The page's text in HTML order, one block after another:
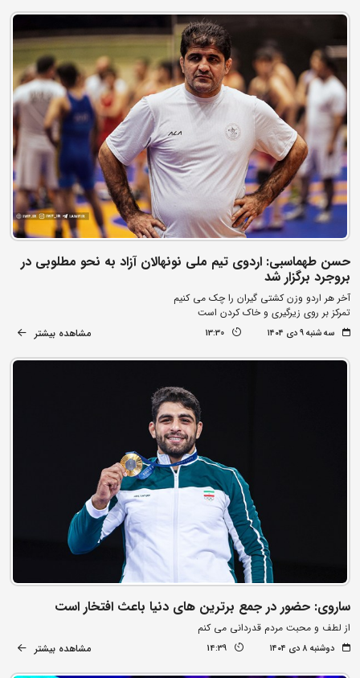
حسن طهماسبی: اردوی تیم ملی نونهالان آزاد به نحو مطلوبی در
بروجرد برگزار شد
آخر هر اردو وزن کشتی گیران را چک می کنیم
تمرکز بر روی زیرگیری و خاک کردن است
سه شنبه ۹ دی ۱۴۰۴ 13:30 مشاهده بیشتر
ساروی: حضور در جمع برترین های دنیا باعث افتخار است
از لطف و محبت مردم قدردانی می کنم
دوشنبه ۸ دی ۱۴۰۴ 14:39 مشاهده بیشتر